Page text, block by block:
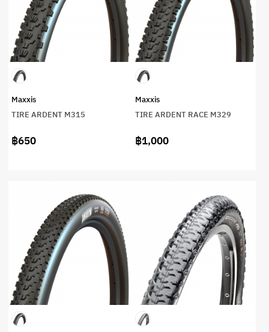
Maxxis
TIRE ARDENT M315
฿650
Maxxis
TIRE ARDENT RACE M329
฿1,000